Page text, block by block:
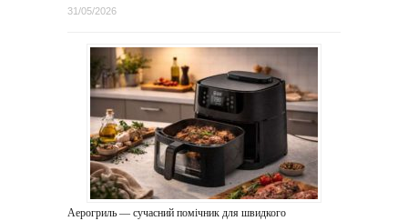
31/05/2026
Аерогриль — сучасний помічник для швидкого